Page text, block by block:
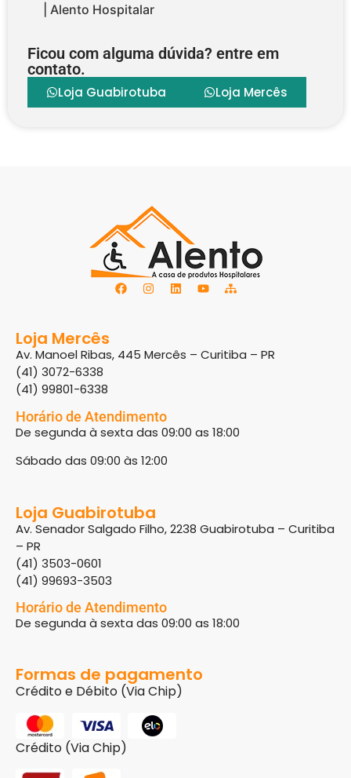
Ficou com alguma dúvida? entre em
contato.
Loja Guabirotuba Loja Mercês
Loja Mercês
Av. Manoel Ribas, 445 Mercês – Curitiba – PR
(41) 3072-6338
(41) 99801-6338
Horário de Atendimento
De segunda à sexta das 09:00 as 18:00
Sábado das 09:00 às 12:00
Loja Guabirotuba
Av. Senador Salgado Filho, 2238 Guabirotuba – Curitiba
– PR
(41) 3503-0601
(41) 99693-3503
Horário de Atendimento
De segunda à sexta das 09:00 as 18:00
Formas de pagamento
Crédito e Débito (Via Chip)
Crédito (Via Chip)